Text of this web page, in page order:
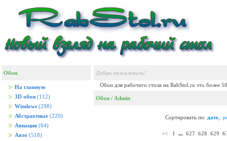
Обои
На главную
3D обои (112)
Windows (298)
Абстрактные (220)
Авиация (64)
Авто (518)
Добро пожаловать!
Обои для рабочего стола на RabStol.ru это более
Обои / Admin
Сортировать по: дате
<< 1 ... 627 628 629